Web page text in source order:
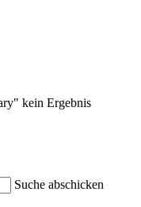
kein Ergebnis
Suche abschicken